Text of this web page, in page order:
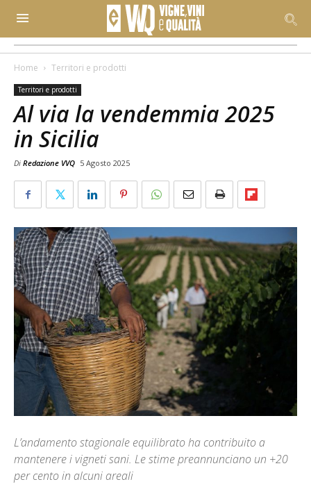
Home Territori e prodotti
Territori e prodotti
Al via la vendemmia 2025
in Sicilia
Di Redazione VVQ 5 Agosto 2025
L’andamento stagionale equilibrato ha contribuito a
mantenere i vigneti sani. Le stime preannunciano un +20
per cento in alcuni areali